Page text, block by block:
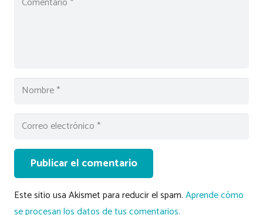
Publicar el comentario
Este sitio usa Akismet para reducir el spam.Aprende cómo